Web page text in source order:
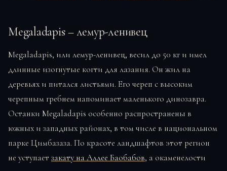
Megaladapis – лемур-ленивец
Megaladapis, или лемур-ленивец, весил до 50 кг и имел
длинные изогнутые когти для лазания. Он жил на
деревьях и питался листьями. Его череп с высоким
черепным гребнем напоминает маленького динозавра.
Останки Megaladapis особенно распространены в
южных и западных районах, в том числе в национальном
парке Цимбазаза. По красоте ландшафтов этот регион
не уступает закату на Аллее Баобабов, а окаменелости